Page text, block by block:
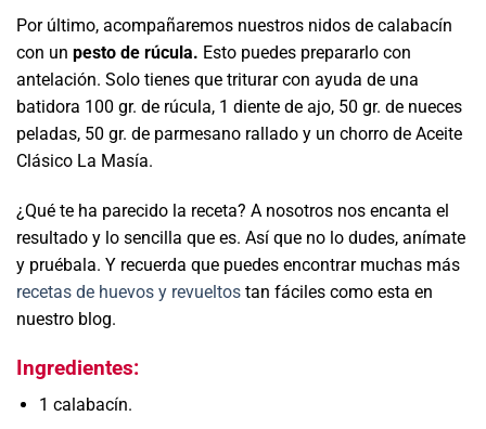
Por último, acompañaremos nuestros nidos de calabacín
con un pesto de rúcula. Esto puedes prepararlo con
antelación. Solo tienes que triturar con ayuda de una
batidora 100 gr. de rúcula, 1 diente de ajo, 50 gr. de nueces
peladas, 50 gr. de parmesano rallado y un chorro de Aceite
Clásico La Masía.
¿Qué te ha parecido la receta? A nosotros nos encanta el
resultado y lo sencilla que es. Así que no lo dudes, anímate
y pruébala. Y recuerda que puedes encontrar muchas más
recetas de huevos y revueltos tan fáciles como esta en
nuestro blog.
Ingredientes:
1 calabacín.